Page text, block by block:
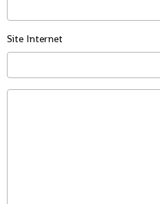
Site Internet